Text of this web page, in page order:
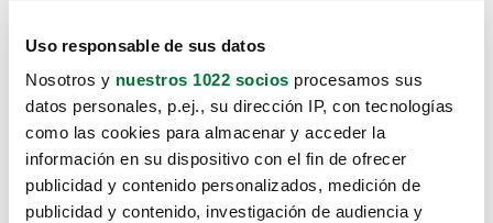
Uso responsable de sus datos
Nosotros y nuestros 1022 socios procesamos sus
datos personales, p.ej., su dirección IP, con tecnologías
como las cookies para almacenar y acceder la
información en su dispositivo con el fin de ofrecer
publicidad y contenido personalizados, medición de
publicidad y contenido, investigación de audiencia y
Lo sentimos, no sabemos como
te hemos traido hasta aquí.